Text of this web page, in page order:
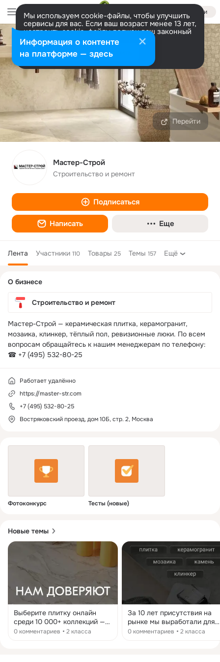
Войти
Мы используем cookie-файлы, чтобы улучшить
сервисы для вас. Если ваш возраст менее 13 лет,
настроить cookie-файлы должен ваш законный
представитель. Больше информации
Разрешить все Настроить
Перейти
Мастер-Строй
Строительство и ремонт
Подписаться
Написать Еще
Лента Участники 110 Товары 25 Темы 157 Ещё
Фотоконкурс Тесты (новые)
Новые темы
Выберите плитку онлайн
среди 10 000+ коллекций —
пишите нам в сообщения Или
0 комментариев 2 класса
За 10 лет присутствия на
рынке мы выработали для
себя принципы, которых
твердо придержимваемся в
0 комментариев 2 класса
колонка
О бизнесе
Строительство и ремонт
Мастер-Строй — керамическая плитка, керамогранит,
мозаика, клинкер, тёплый пол, ревизионные люки. По всем
вопросам обращайтесь к нашим менеджерам по телефону:
☎ +7 (495) 532-80-25
Работает удалённо
https://master-str.com
+7 (495) 532-80-25
Востряковский проезд, дом 10Б, стр. 2, Москва
Информация о контенте
на платформе — здесь